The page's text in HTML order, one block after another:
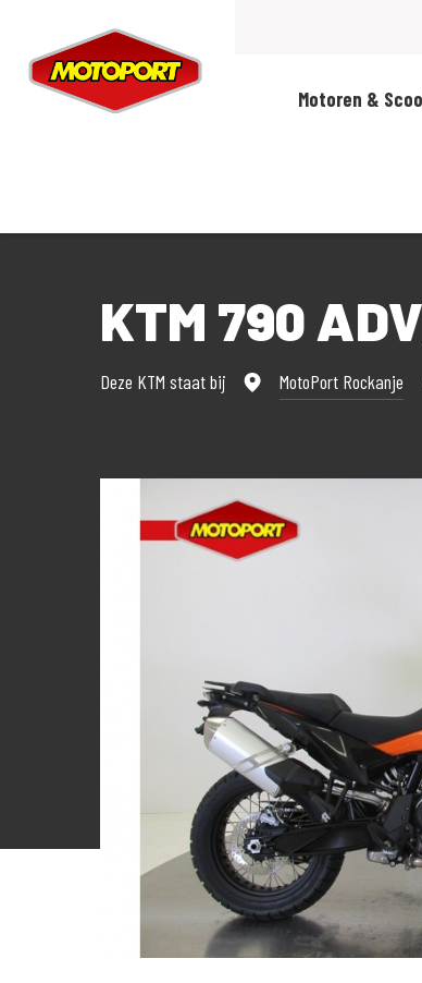
Motoren &
KTM 790
Deze KTM staat bij MotoPort Rockanje